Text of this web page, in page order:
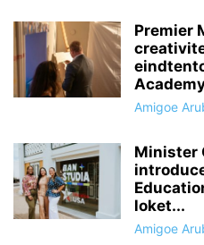
Premier
Amigoe
Minister
loket...
Amigoe